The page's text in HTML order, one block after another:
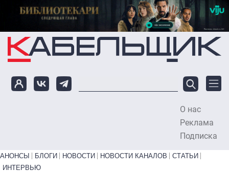
Перейти к основному содержанию
О нас
Реклама
Подписка
Primary links bottom
АНОНСЫ БЛОГИ НОВОСТИ НОВОСТИ КАНАЛОВ
СТАТЬИ
ИНТЕРВЬЮ